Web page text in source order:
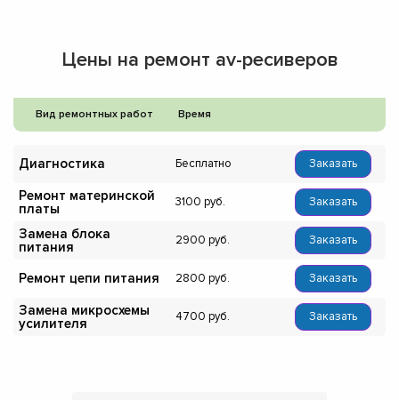
Цены на ремонт av-ресиверов
Вид ремонтных работ Время
Диагностика Бесплатно Заказать
Ремонт материнской
платы
3100 Заказать
Замена блока
питания
2900 Заказать
Ремонт цепи питания 2800 Заказать
Замена микросхемы
усилителя
4700 Заказать